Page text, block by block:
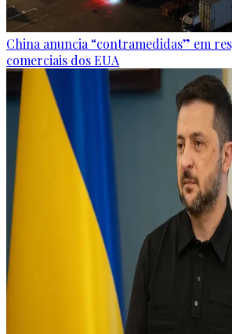
China anuncia “contramedidas” em
comerciais dos EUA